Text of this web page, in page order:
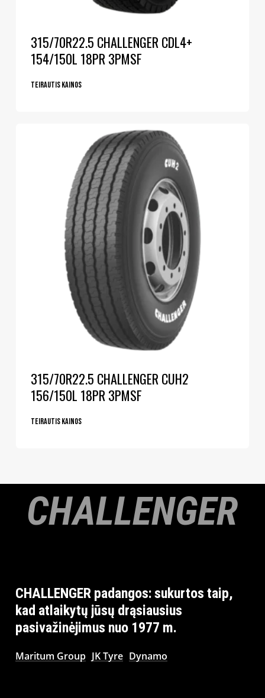
315/70R22.5 CHALLENGER CDL4+
154/150L 18PR 3PMSF
Teirautis kainos
315/70R22.5 CHALLENGER CUH2
156/150L 18PR 3PMSF
Teirautis kainos
CHALLENGER
CHALLENGER padangos:sukurtos taip,
kad atlaikytų jūsų drąsiausius
pasivažinėjimus nuo 1977 m.
Maritum Group JK Tyre Dynamo